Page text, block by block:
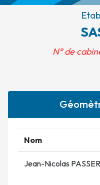
N° de
Nom
Jean-Nicolas